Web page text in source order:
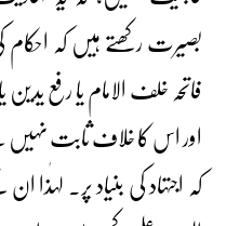
بصیرت رکھتے ہیں کہ احکام
فاتحہ خلف الامام یا رفع
اور اس کا خلاف ثابت نہیں
کہ اجتہاد کی بنیاد پر۔